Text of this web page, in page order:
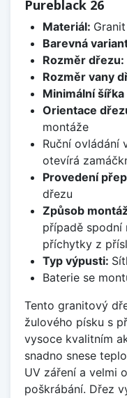
Pureblack 26
Materiál: Granit
Barevná
Rozměr dřezu:
Rozměr vany
Minimální
Orientace
montáže
Ruční ovládání
otevírá
Provedení
dřezu
Způsob
případě spodní
příchytky z
Typ výpusti:
Baterie se
Tento granitový
žulového písku s
vysoce kvalitním
snadno snese
UV záření a velmi
poškrábání. Dřez